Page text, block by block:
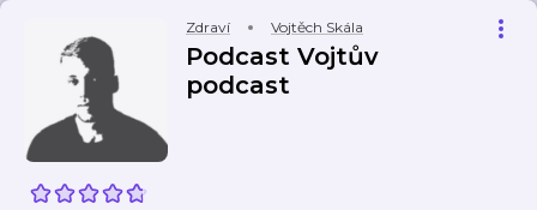
Zdraví Vojtěch Skála
Podcast Vojtův
podcast